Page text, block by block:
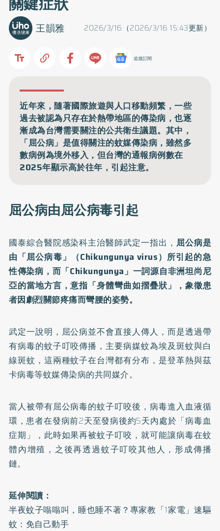
2026/3/16（2026/3/16 15:43更新）
王韻雅
追蹤訂閱
近年來，隨著國際旅遊與人口移動頻繁，一些
過去被認為只存在於熱帶地區的傳染病，也逐
漸成為台灣需要關注的公共衛生議題。其中，
「屈公病」是值得關注的蚊媒傳染病，雖然多
數病例為境外移入，但台灣的通報病例數在
2025年顯示高於往年，引起注意。
屈公病由屈公病毒引起
國泰綜合醫院感染科主治醫師武定一指出， 屈公病是
由「屈公病毒」（Chikungunya virus）所引起的急
性傳染病，而「Chikungunya」一詞源自非洲坦尚尼
亞的當地方言，意指「身體彎曲如摺疊狀」，象徵患
者因劇烈關節疼痛而彎腰的姿勢。
武定一說明，屈公病並不會直接人傳人，而是透過帶
有病毒的蚊子叮咬傳播，主要病媒蚊為埃及斑蚊與白
線斑蚊，這兩種蚊子在台灣都有分布，是登革熱與茲
卡病毒等蚊媒傳染病的共同媒介。
當人被帶有屈公病毒的蚊子叮咬後，病毒進入血液循
環，患者在發病前2天至發病後約5天內處於「病毒血
症期」，此時如果再被蚊子叮咬，就可能讓病毒在蚊
體內增殖，之後再透過蚊子叮咬其他人，形成傳播
鏈。
延伸閱讀：
半夜蚊子嗡嗡叫，睡也睡不著？專家教「1家電」速驅
蚊：免自己動手